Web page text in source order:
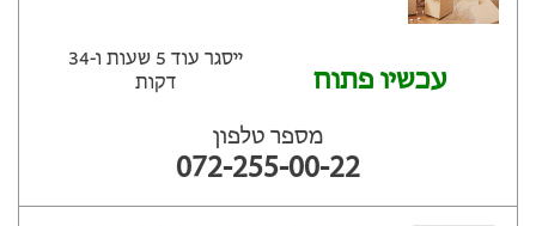
עכשיו פתוח
ייסגר עוד 5 שעות ‫ו-34
דקות
מספר טלפון
072-255-00-22